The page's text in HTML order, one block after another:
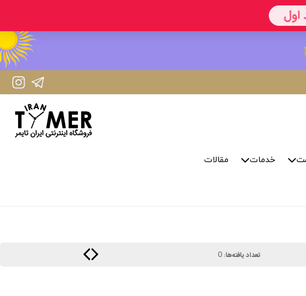
IranTimer Instagram Page
خدمات مقالات
تعداد یافته‌ها:0